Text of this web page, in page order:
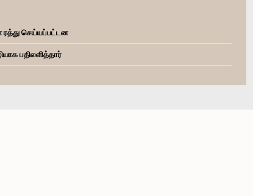
ரத்து செய்யப்பட்டன
பதிலளித்தார்